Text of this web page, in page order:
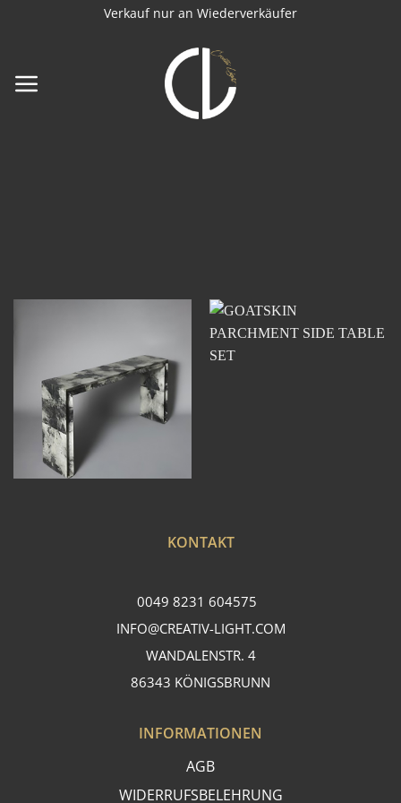
Verkauf nur an Wiederverkäufer
KONTAKT
0049 8231 604575
INFO@CREATIV-LIGHT.COM
WANDALENSTR. 4
86343 KÖNIGSBRUNN
INFORMATIONEN
AGB
WIDERRUFSBELEHRUNG